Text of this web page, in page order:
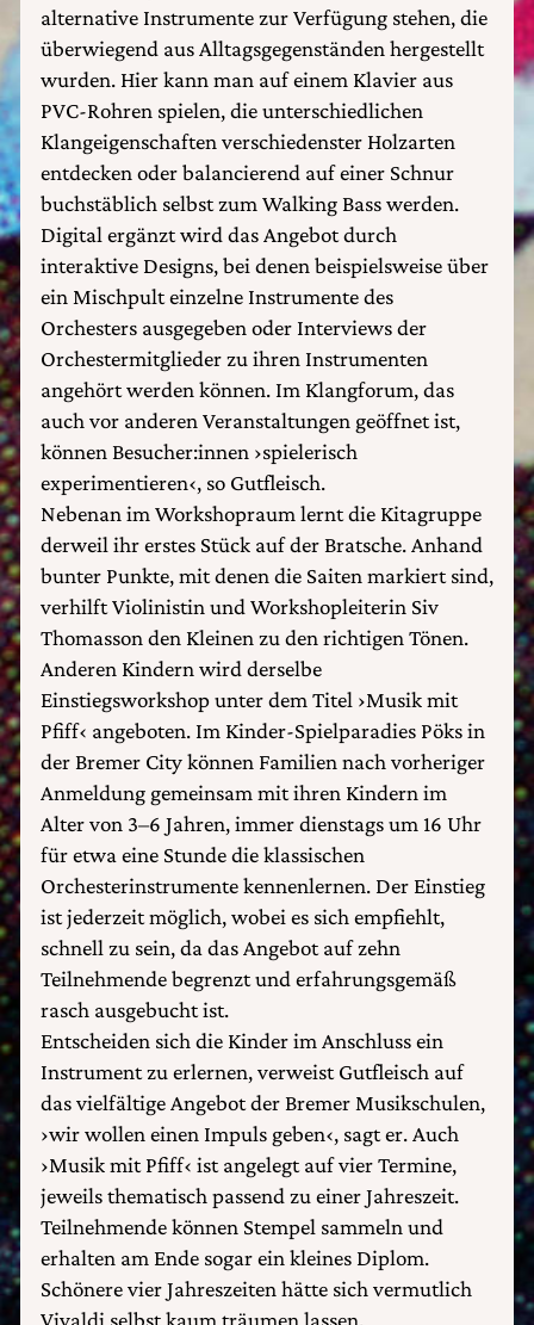
alternative Instrumente zur Verfügung stehen, die
überwiegend aus Alltagsgegenständen hergestellt
wurden. Hier kann man auf einem Klavier aus
PVC-Rohren spielen, die unterschiedlichen
Klangeigenschaften verschiedenster Holzarten
entdecken oder balancierend auf einer Schnur
buchstäblich selbst zum Walking Bass werden.
Digital ergänzt wird das Angebot durch
interaktive Designs, bei denen beispielsweise über
ein Mischpult einzelne Instrumente des
Orchesters ausgegeben oder Interviews der
Orchestermitglieder zu ihren Instrumenten
angehört werden können. Im Klangforum, das
auch vor anderen Veranstaltungen geöffnet ist,
können Besucher:innen ›spielerisch
experimentieren‹, so Gutfleisch.
Nebenan im Workshopraum lernt die Kitagruppe
derweil ihr erstes Stück auf der Bratsche. Anhand
bunter Punkte, mit denen die Saiten markiert sind,
verhilft Violinistin und Workshopleiterin Siv
Thomasson den Kleinen zu den richtigen Tönen.
Anderen Kindern wird derselbe
Einstiegsworkshop unter dem Titel ›Musik mit
Pfiff‹ angeboten. Im Kinder-Spielparadies Pöks in
der Bremer City können Familien nach vorheriger
Anmeldung gemeinsam mit ihren Kindern im
Alter von 3–6 Jahren, immer dienstags um 16 Uhr
für etwa eine Stunde die klassischen
Orchesterinstrumente kennenlernen. Der Einstieg
ist jederzeit möglich, wobei es sich empfiehlt,
schnell zu sein, da das Angebot auf zehn
Teilnehmende begrenzt und erfahrungsgemäß
rasch ausgebucht ist.
Entscheiden sich die Kinder im Anschluss ein
Instrument zu erlernen, verweist Gutfleisch auf
das vielfältige Angebot der Bremer Musikschulen,
›wir wollen einen Impuls geben‹, sagt er. Auch
›Musik mit Pfiff‹ ist angelegt auf vier Termine,
jeweils thematisch passend zu einer Jahreszeit.
Teilnehmende können Stempel sammeln und
erhalten am Ende sogar ein kleines Diplom.
Schönere vier Jahreszeiten hätte sich vermutlich
Vivaldi selbst kaum träumen lassen.